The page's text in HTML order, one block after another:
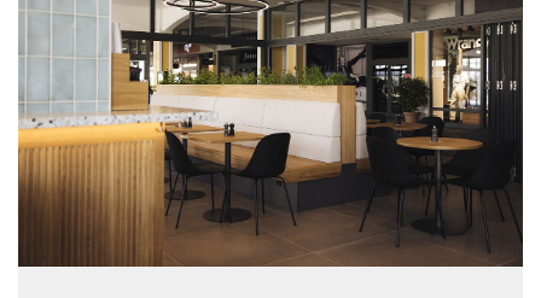
Frühling 2022 - Beige
Muttertagsgeschenke für die besten Mamas der Welt
Vatertag 2022
Restauranteröffnung "Lia´s" in Parndorf
Weltmännertag
Sabine Wiedenhofer